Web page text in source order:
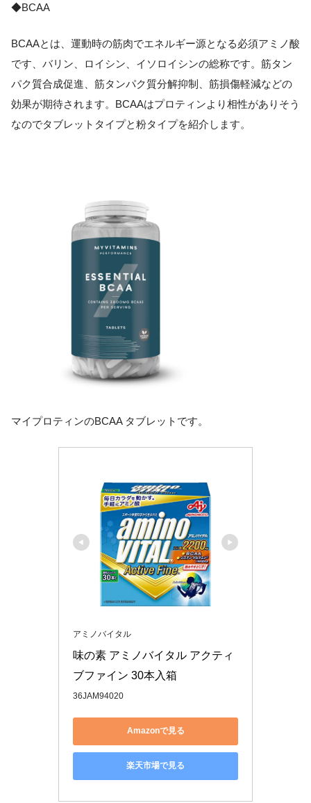
◆BCAA
BCAAとは、運動時の筋肉でエネルギー源となる必須アミノ酸
です、バリン、ロイシン、イソロイシンの総称です。筋タン
パク質合成促進、筋タンパク質分解抑制、筋損傷軽減などの
効果が期待されます。BCAAはプロティンより相性がありそう
なのでタブレットタイプと粉タイプを紹介します。
マイプロティンのBCAA タブレットです。
アミノバイタル
味の素 アミノバイタル アクティ
ブファイン 30本入箱
36JAM94020
Amazonで見る
楽天市場で見る